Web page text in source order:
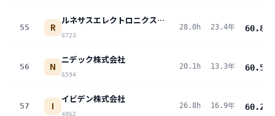
55 R
ルネサスエレクトロニクス株式会社
6723
28.0h 23.4年 60.8
56 N
ニデック株式会社
6594
20.1h 13.3年 60.5
57 I
イビデン株式会社
4062
26.8h 16.9年 60.2